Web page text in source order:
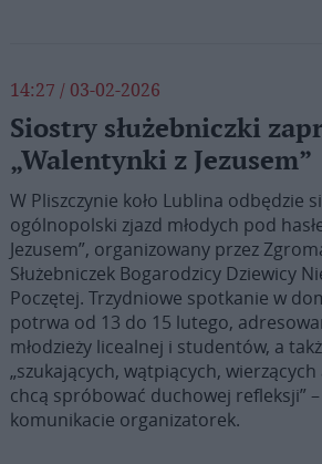
14:27 / 03-02-2026
Siostry służebniczki
„Walentynki z Jezusem”
W Pliszczynie koło Lublina odbędzie
ogólnopolski zjazd młodych pod
Jezusem”, organizowany przez
Służebniczek Bogarodzicy Dziewicy
Poczętej. Trzydniowe spotkanie w
potrwa od 13 do 15 lutego,
młodzieży licealnej i studentów, a
„szukających, wątpiących,
chcą spróbować duchowej refleksji”
komunikacie organizatorek.